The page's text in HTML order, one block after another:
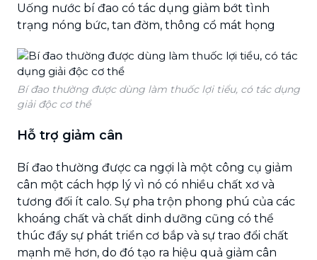
Uống nước bí đao có tác dụng giảm bớt tình
trạng nóng bức, tan đờm, thông cổ mát họng
Bí đao thường được dùng làm thuốc lợi tiểu, có tác dụng
giải độc cơ thể
Hỗ trợ giảm cân
Bí đao thường được ca ngợi là một công cụ giảm
cân một cách hợp lý vì nó có nhiều chất xơ và
tương đối ít calo. Sự pha trộn phong phú của các
khoáng chất và chất dinh dưỡng cũng có thể
thúc đẩy sự phát triển cơ bắp và sự trao đổi chất
mạnh mẽ hơn, do đó tạo ra hiệu quả giảm cân